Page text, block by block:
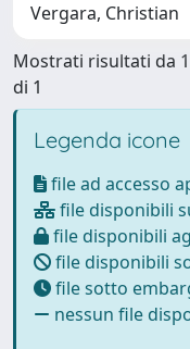
Vergara, Christian
Mostrati risultati da 1
di 1
Legenda icone
file ad accesso
file disponibili
file disponibili
file disponibili
file sotto
nessun file